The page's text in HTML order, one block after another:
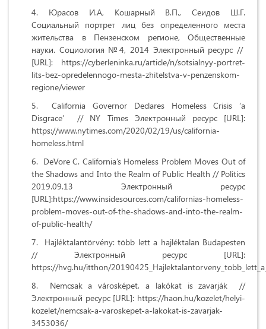
Юрасов И.А, Кошарный В.П., Сеидов Ш.Г.
Социальный портрет лиц без определенного места
жительства в Пензенском регионе, Общественные
науки. Социология №4, 2014 Электронный ресурс //
[URL]: https://cyberleninka.ru/article/n/sotsialnyy-portret-
lits-bez-opredelennogo-mesta-zhitelstva-v-penzenskom-
regione/viewer
California Governor Declares Homeless Crisis ‘a
Disgrace’ // NY Times Электронный ресурс [URL]:
https://www.nytimes.com/2020/02/19/us/california-
homeless.html
DeVore C. California’s Homeless Problem Moves Out of
the Shadows and Into the Realm of Public Health // Politics
2019.09.13 Электронный ресурс
[URL]:https://www.insidesources.com/californias-homeless-
problem-moves-out-of-the-shadows-and-into-the-realm-
of-public-health/
Hajléktalantörvény: több lett a hajléktalan Budapesten
// Электронный ресурс [URL]:
https://hvg.hu/itthon/
Nemcsak a városképet, a lakókat is zavarják //
Электронный ресурс [URL]: https://haon.hu/kozelet/helyi-
kozelet/nemcsak-a-varoskepet-a-lakokat-is-zavarjak-
3453036/